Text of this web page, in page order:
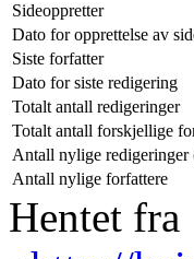
Sideoppretter
Dato for opprettelse av
Siste forfatter
Dato for siste redigering
Totalt antall redigeringer
Totalt antall forskjellige
Antall nylige redigeringer
Antall nylige forfattere
Hentet fra